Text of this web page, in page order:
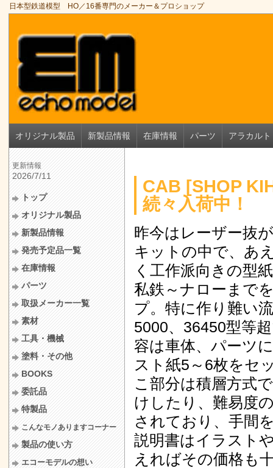
日本型鉄道模型 HO／16番専門のメーカー＆プロショップ
オリジナル製品 新製品情報 在庫情報 パーツ アラカルト
CAB [SHOP
続々入荷中！
昨今はレーザー抜
キットの中で、あ
く工作派向きの型
私鉄～ナローまで
プ。特に作り難い
5000、36450型等
容は車体、パーツ
スト紙5～6枚をセ
こ部分は積層方式
けしたり、難易度
されており、手間
説明書はイラスト
えればその価格も
更新情報
2026/7/11
トップ
オリジナル製品
新製品情報
発売予定品一覧
在庫情報
パーツ
取扱メーカー一覧
素材
工具・機械
塗料・その他
BOOKS
委託品
特製品
こんなモノありますコーナー
製品の使い方
エコーモデルの想い